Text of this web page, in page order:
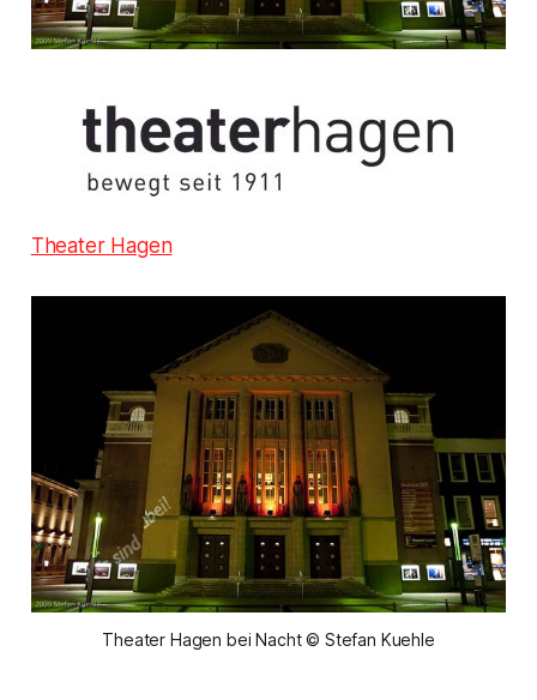
Theater Hagen
Theater Hagen bei Nacht © Stefan Kuehle